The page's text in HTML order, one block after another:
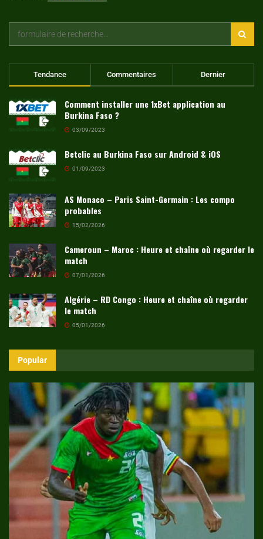
Tendance Commentaires Dernier
Comment installer une 1xBet application au
Burkina Faso ?
03/09/2023
Betclic au Burkina Faso sur Android & iOS
01/09/2023
AS Monaco – Paris Saint-Germain : Les compo
probables
15/02/2026
Cameroun – Maroc : Heure et chaîne où regarder le
match
07/01/2026
Algérie – RD Congo : Heure et chaîne où regarder
le match
05/01/2026
Popular